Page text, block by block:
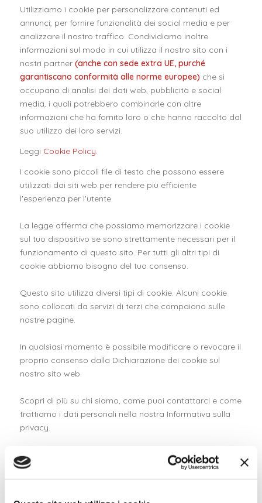
Utilizziamo i cookie per personalizzare contenuti ed
annunci, per fornire funzionalità dei social media e per
analizzare il nostro traffico. Condividiamo inoltre
informazioni sul modo in cui utilizza il nostro sito con i
nostri partner (anche con sede extra UE, purché
garantiscano conformità alle norme europee) che si
occupano di analisi dei dati web, pubblicità e social
media, i quali potrebbero combinarle con altre
informazioni che ha fornito loro o che hanno raccolto dal
suo utilizzo dei loro servizi.
Leggi Cookie Policy.
I cookie sono piccoli file di testo che possono essere
utilizzati dai siti web per rendere più efficiente
l'esperienza per l'utente.
La legge afferma che possiamo memorizzare i cookie
sul tuo dispositivo se sono strettamente necessari per il
funzionamento di questo sito. Per tutti gli altri tipi di
cookie abbiamo bisogno del tuo consenso.
Questo sito utilizza diversi tipi di cookie. Alcuni cookie
sono collocati da servizi di terzi che compaiono sulle
nostre pagine.
In qualsiasi momento è possibile modificare o revocare il
proprio consenso dalla Dichiarazione dei cookie sul
nostro sito web.
Scopri di più su chi siamo, come puoi contattarci e come
trattiamo i dati personali nella nostra Informativa sulla
privacy.
Specifica l’ID del tuo consenso e la data di quando ci hai
contattati per quanto riguarda il tuo consenso.